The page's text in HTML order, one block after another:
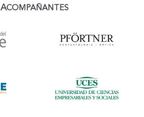
ACOMPAÑANTES